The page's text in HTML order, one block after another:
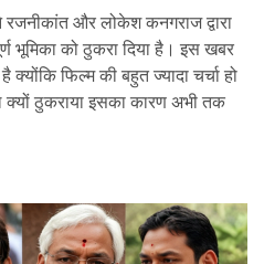
और लोकेश कनगराज द्वारा
भूमिका को ठुकरा दिया है। इस खबर
क्योंकि फिल्म की बहुत ज्यादा चर्चा हो
क्यों ठुकराया इसका कारण अभी तक